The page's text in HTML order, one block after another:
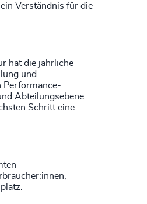
Verständnis für die
hat die jährliche
und
Performance-
Abteilungsebene
Schritt eine